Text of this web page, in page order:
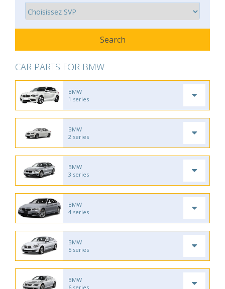
CAR PARTS FOR BMW
BMW
1 series
BMW
2 series
BMW
3 series
BMW
4 series
BMW
5 series
BMW
6 series